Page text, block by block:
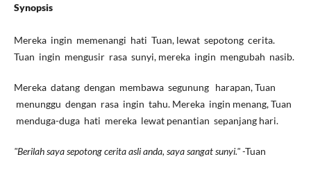
Synopsis
Mereka ingin memenangi hati Tuan, lewat sepotong cerita.
Tuan ingin mengusir rasa sunyi, mereka ingin mengubah nasib.
Mereka datang dengan membawa segunung harapan, Tuan
menunggu dengan rasa ingin tahu. Mereka ingin menang, Tuan
menduga-duga hati mereka lewat penantian sepanjang hari.
"Berilah saya sepotong cerita asli anda, saya sangat sunyi." -Tuan